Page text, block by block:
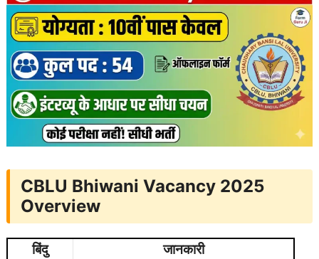
CBLU Bhiwani Vacancy 2025
Overview
बिंदु
जानकारी